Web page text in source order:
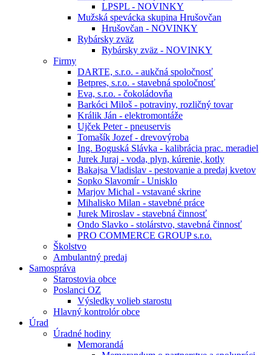
LPSPL - NOVINKY
Mužská spevácka skupina Hrušovčan
Hrušovčan - NOVINKY
Rybársky zväz
Rybársky zväz - NOVINKY
Firmy
DARTE, s.r.o. - aukčná spoločnosť
Betpres, s.r.o. - stavebná spoločnosť
Eva, s.r.o. - čokoládovňa
Barkóci Miloš - potraviny, rozličný tovar
Králik Ján - elektromontáže
Ujček Peter - pneuservis
Tomašík Jozef - drevovýroba
Ing. Boguská Slávka - kalibrácia prac. meradiel
Jurek Juraj - voda, plyn, kúrenie, kotly
Bakajsa Vladislav - pestovanie a predaj kvetov
Sopko Slavomír - Unisklo
Marjov Michal - vstavané skrine
Mihalisko Milan - stavebné práce
Jurek Miroslav - stavebná činnosť
Ondo Slavko - stolárstvo, stavebná činnosť
PRO COMMERCE GROUP s.r.o.
Školstvo
Ambulantný predaj
Samospráva
Starostovia obce
Poslanci OZ
Výsledky volieb starostu
Hlavný kontrolór obce
Úrad
Úradné hodiny
Memorandá